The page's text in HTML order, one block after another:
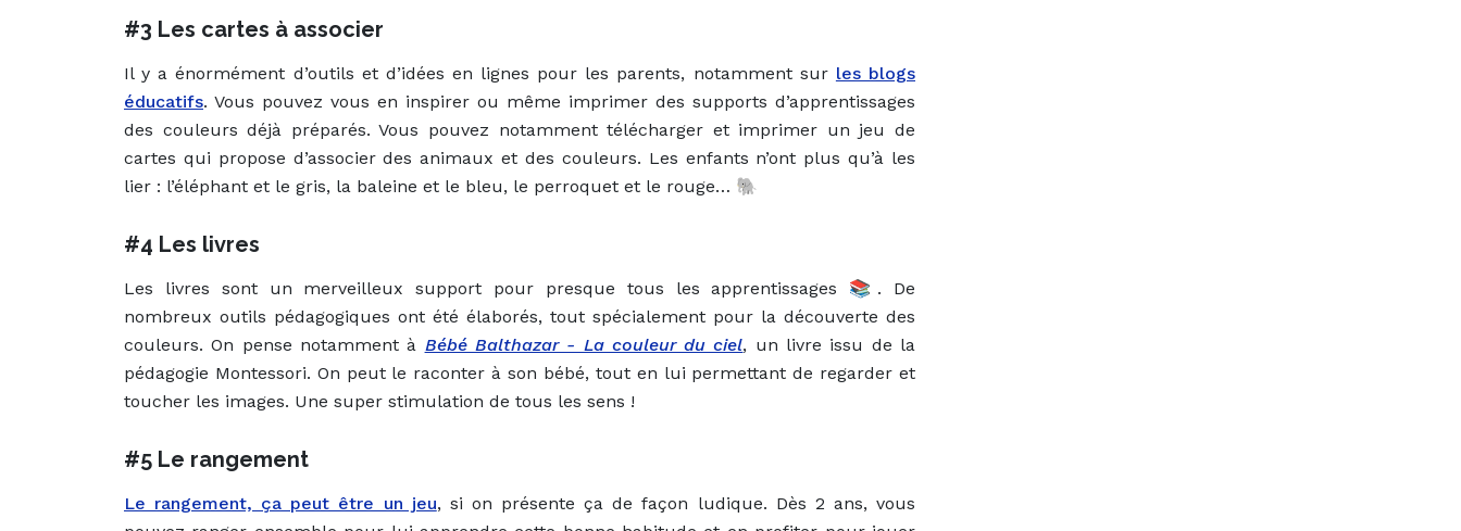
#3 Les cartes à associer
Il y a énormément d’outils et d’idées en lignes pour les parents, notamment sur les blogs
éducatifs. Vous pouvez vous en inspirer ou même imprimer des supports d’apprentissages
des couleurs déjà préparés. Vous pouvez notamment télécharger et imprimer un jeu de
cartes qui propose d’associer des animaux et des couleurs. Les enfants n’ont plus qu’à les
lier : l’éléphant et le gris, la baleine et le bleu, le perroquet et le rouge… 🐘
#4 Les livres
Les livres sont un merveilleux support pour presque tous les apprentissages 📚. De
nombreux outils pédagogiques ont été élaborés, tout spécialement pour la découverte des
couleurs. On pense notamment à Bébé Balthazar - La couleur du ciel, un livre issu de la
pédagogie Montessori. On peut le raconter à son bébé, tout en lui permettant de regarder et
toucher les images. Une super stimulation de tous les sens !
#5 Le rangement
Le rangement, ça peut être un jeu, si on présente ça de façon ludique. Dès 2 ans, vous